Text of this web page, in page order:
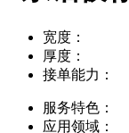
宽度：
厚度：
接单能力：
服务特色：
应用领域：